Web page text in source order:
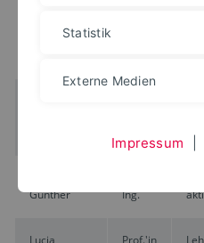
Günther
Ing.
Lucia
Prof.'in
Statistik
Externe Medien
Impressum